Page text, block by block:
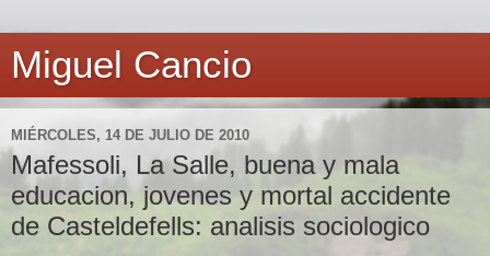
Miguel Cancio
MIÉRCOLES, 14 DE JULIO DE 2010
Mafessoli, La Salle, buena y mala
educacion, jovenes y mortal accidente
de Casteldefells: analisis sociologico